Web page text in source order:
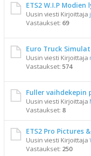
ETS2 W.I.P
Uusin viesti Kirjoittaja
Vastaukset: 69
Euro Truck
Uusin viesti Kirjoittaja
Vastaukset: 574
Fuller vaihdekepin
Uusin viesti Kirjoittaja
Vastaukset: 8
ETS2 Pro
Uusin viesti Kirjoittaja
Vastaukset: 250